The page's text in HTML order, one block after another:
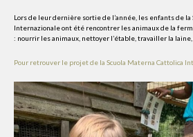
Lors de leur dernière sortie de l’année, les enfants de la
Internazionale ont été rencontrer les animaux de la
: nourrir les animaux, nettoyer l’étable, travailler la laine,
Pour retrouver le projet de la Scuola Materna Cattolica